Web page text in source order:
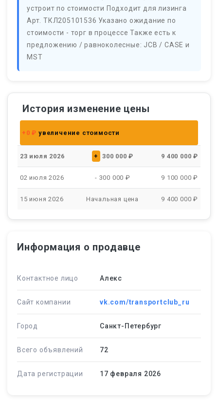
устроит по стоимости Подходит для лизинга
Арт. ТКЛ205101536 Указано ожидание по
стоимости - торг в процессе Также есть к
предложению / равноколесные: JCB / CASE и
MST
История изменение цены
+0 ₽ увеличение стоимости
23 июля 2026 + 300 000 ₽ 9 400 000 ₽
02 июля 2026 - 300 000 ₽ 9 100 000 ₽
15 июня 2026 Начальная цена 9 400 000 ₽
Информация о продавце
Контактное лицо Алекс
Сайт компании vk.com/transportclub_ru
Город Санкт-Петербург
Всего объявлений 72
Дата регистрации 17 февраля 2026